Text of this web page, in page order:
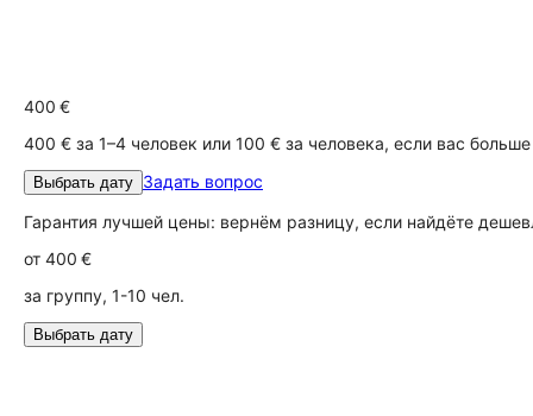
400 €
400 € за 1–4 человек или 100 € за человека, если вас больше
Выбрать дату Задать вопрос
Гарантия лучшей цены: вернём разницу, если найдёте
от 400 €
за группу, 1-10 чел.
Выбрать дату